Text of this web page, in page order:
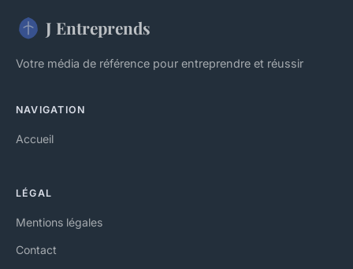
J Entreprends
Votre média de référence pour entreprendre et réussir
NAVIGATION
Accueil
LÉGAL
Mentions légales
Contact